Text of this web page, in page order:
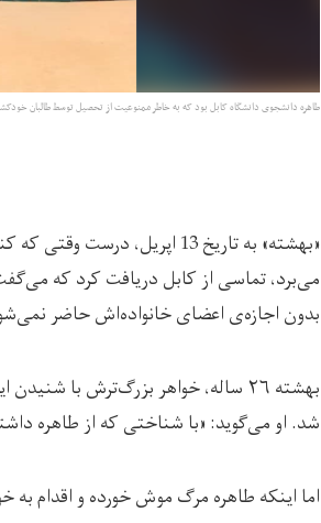
طاهره دانشجوی دانشگاه کابل بود که به خاطر ممنوعیت از تحصیل توسط طالبان
«بهشته» به تاریخ 13
می‌برد، تماسی از کابل دریافت کرد که
بدون اجازه‌ی اعضای خانواده‌اش حاضر
شد. او می‌گوید: «با شناختی که از طاهره
اما اینکه طاهره مرگ موش خورده و اقدام